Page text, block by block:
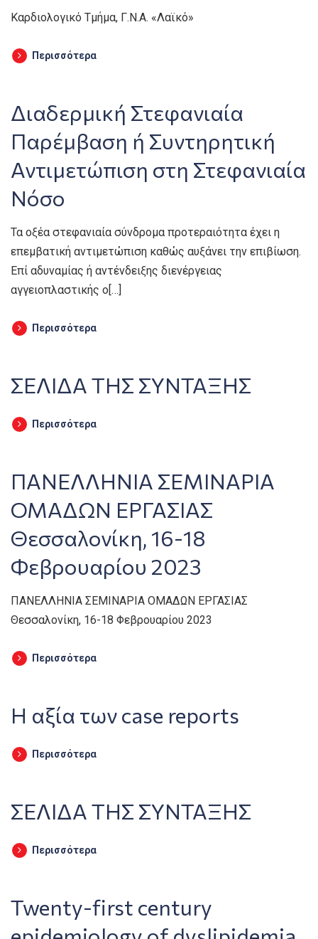
Καρδιολογικό Τμήμα, Γ.Ν.Α. «Λαϊκό»
Περισσότερα
Διαδερμική Στεφανιαία
Παρέμβαση ή Συντηρητική
Αντιμετώπιση στη Στεφανιαία
Νόσο
Τα οξέα στεφανιαία σύνδρομα προτεραιότητα έχει η
επεμβατική αντιμετώπιση καθώς αυξάνει την επιβίωση.
Επί αδυναμίας ή αντένδειξης διενέργειας
αγγειοπλαστικής ο[…]
Περισσότερα
ΣΕΛΙΔΑ ΤΗΣ ΣΥΝΤΑΞΗΣ
Περισσότερα
ΠΑΝΕΛΛΗΝΙΑ ΣΕΜΙΝΑΡΙΑ
ΟΜΑΔΩΝ ΕΡΓΑΣΙΑΣ
Θεσσαλονίκη, 16-18
Φεβρουαρίου 2023
ΠΑΝΕΛΛΗΝΙΑ ΣΕΜΙΝΑΡΙΑ ΟΜΑΔΩΝ ΕΡΓΑΣΙΑΣ
Θεσσαλονίκη, 16-18 Φεβρουαρίου 2023
Περισσότερα
H αξία των case reports
Περισσότερα
ΣΕΛΙΔΑ ΤΗΣ ΣΥΝΤΑΞΗΣ
Περισσότερα
Twenty-first century